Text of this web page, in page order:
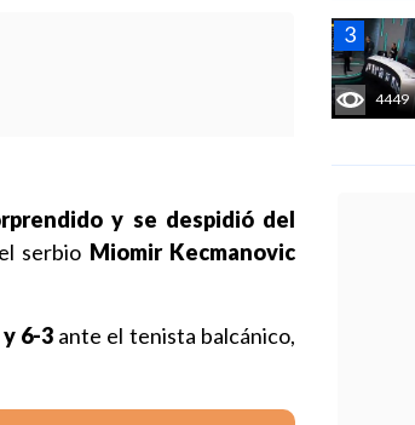
4449
y se despidió del
serbio Miomir Kecmanovic
6-3ante el tenista balcánico,